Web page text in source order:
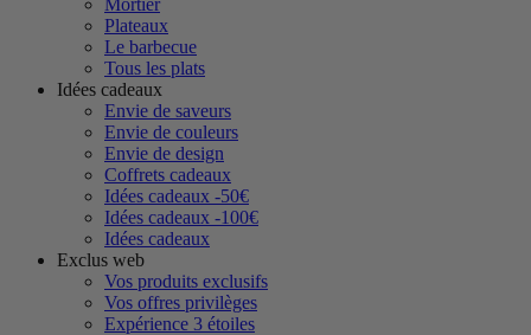
Mortier
Plateaux
Le barbecue
Tous les plats
Idées cadeaux
Envie de saveurs
Envie de couleurs
Envie de design
Coffrets cadeaux
Idées cadeaux -50€
Idées cadeaux -100€
Idées cadeaux
Exclus web
Vos produits exclusifs
Vos offres privilèges
Expérience 3 étoiles